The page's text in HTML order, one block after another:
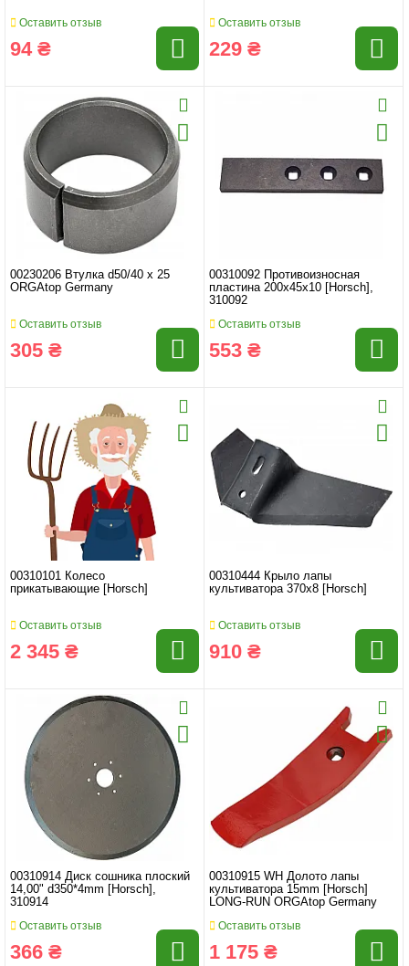
Оставить отзыв
94 ₴
Оставить отзыв
229 ₴
00230206 Втулка d50/40 x 25
ORGAtop Germany
Оставить отзыв
305 ₴
00310092 Противоизносная
пластина 200x45x10 [Horsch],
310092
Оставить отзыв
553 ₴
00310101 Колесо
прикатывающие [Horsch]
Оставить отзыв
2 345 ₴
00310444 Крыло лапы
культиватора 370x8 [Horsch]
Оставить отзыв
910 ₴
00310914 Диск сошника плоский
14,00" d350*4mm [Horsch],
310914
Оставить отзыв
366 ₴
00310915 WH Долото лапы
культиватора 15mm [Horsch]
LONG-RUN ORGAtop Germany
Оставить отзыв
1 175 ₴